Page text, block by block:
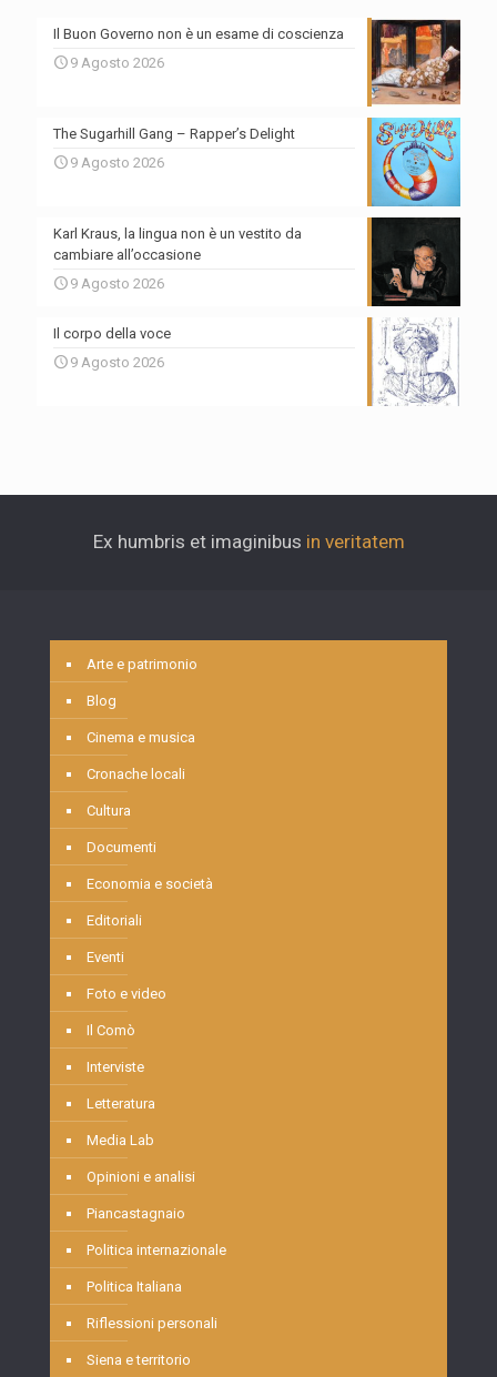
Il Buon Governo non è un esame di coscienza
9 Agosto 2026
The Sugarhill Gang – Rapper’s Delight
9 Agosto 2026
Karl Kraus, la lingua non è un vestito da
cambiare all’occasione
9 Agosto 2026
Il corpo della voce
9 Agosto 2026
Ex humbris et imaginibus in veritatem
Arte e patrimonio
Blog
Cinema e musica
Cronache locali
Cultura
Documenti
Economia e società
Editoriali
Eventi
Foto e video
Il Comò
Interviste
Letteratura
Media Lab
Opinioni e analisi
Piancastagnaio
Politica internazionale
Politica Italiana
Riflessioni personali
Siena e territorio